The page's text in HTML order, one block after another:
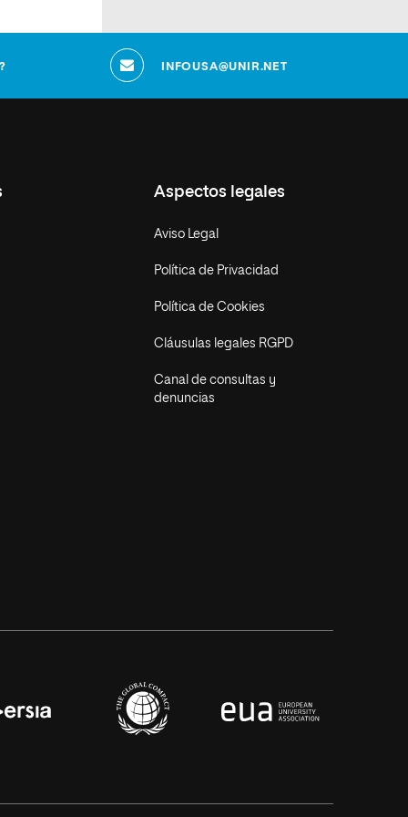
INFOUSA@UNIR.NET
Aspectos legales
Aviso Legal
Política de Privacidad
Política de Cookies
Cláusulas legales RGPD
Canal de consultas y
denuncias